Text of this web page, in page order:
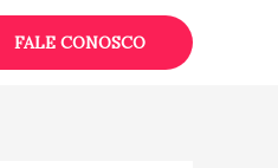
FALE CONOSCO